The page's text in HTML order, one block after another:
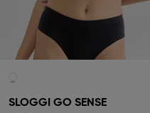
SLOGGI GO SENSE